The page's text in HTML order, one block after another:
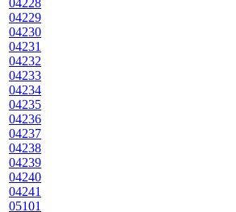
04228
04229
04230
04231
04232
04233
04234
04235
04236
04237
04238
04239
04240
04241
05101